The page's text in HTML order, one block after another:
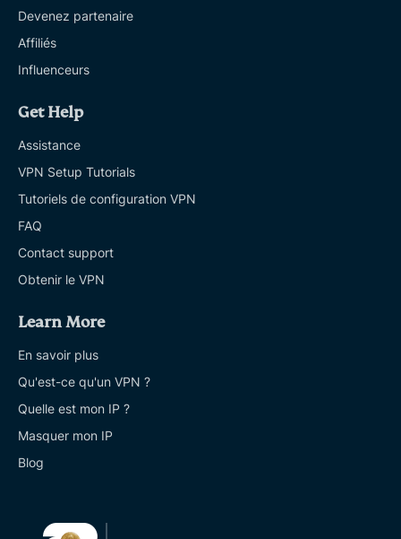
Devenez partenaire
Affiliés
Influenceurs
Get Help
Assistance
VPN Setup Tutorials
Tutoriels de configuration VPN
FAQ
Contact support
Obtenir le VPN
Learn More
En savoir plus
Qu'est-ce qu'un VPN ?
Quelle est mon IP ?
Masquer mon IP
Blog